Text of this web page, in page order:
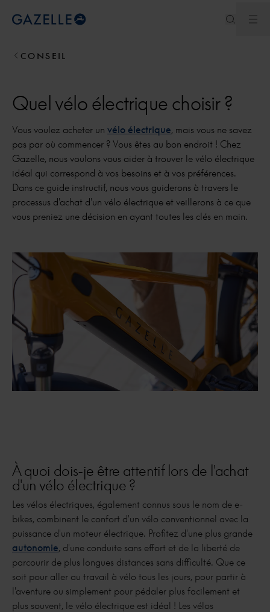
Royal Dutch Gazelle
CONSEIL
Quel vélo électrique choisir ?
Vous voulez acheter un vélo électrique, mais vous ne savez
pas par où commencer ? Vous êtes au bon endroit ! Chez
Gazelle, nous voulons vous aider à trouver le vélo électrique
idéal qui correspond à vos besoins et à vos préférences.
Dans ce guide instructif, nous vous guiderons à travers le
processus d'achat d'un vélo électrique et veillerons à ce que
vous preniez une décision en ayant toutes les clés en main.
À quoi dois-je être attentif lors de l'achat
d'un vélo électrique ?
Les vélos électriques, également connus sous le nom de e-
bikes, combinent le confort d'un vélo conventionnel avec la
puissance d'un moteur électrique. Profitez d'une plus grande
autonomie, d'une conduite sans effort et de la liberté de
parcourir de plus longues distances sans difficulté. Que ce
soit pour aller au travail à vélo tous les jours, pour partir à
l'aventure ou simplement pour pédaler plus facilement et
plus souvent, le vélo électrique est idéal ! Les vélos